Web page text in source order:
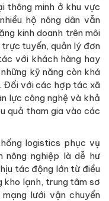
thông minh ở khu vực
hộ nông dân vẫn
kinh doanh trên môi
trực tuyến, quản lý đơn
với khách hàng hay
kỹ năng còn khá
Đối với các hợp tác xã
lực công nghệ và khả
quả tham gia vào các
logistics phục vụ
nông nghiệp là dễ hư
tác động lớn từ điều
kho lạnh, trung tâm sơ
lưới vận chuyển